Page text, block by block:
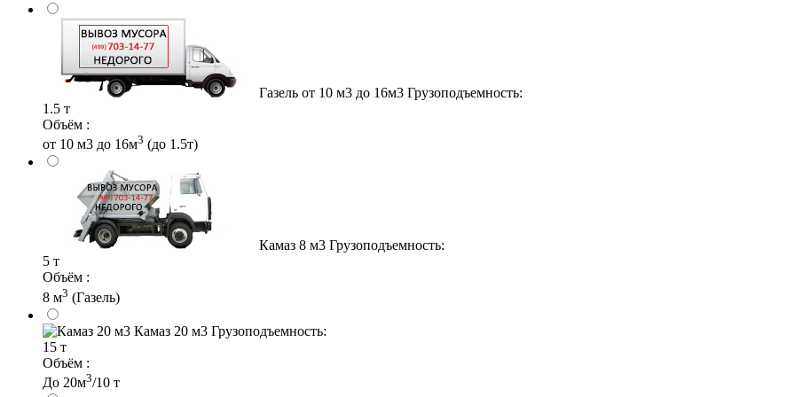
Газель от 10 м3 до 16м3 Грузоподъемность:
1.5 т
Объём :
от 10 м3 до 16м3 (до 1.5т)
Камаз 8 м3 Грузоподъемность:
5 т
Объём :
8 м3 (Газель)
Камаз 20 м3 Грузоподъемность:
15 т
Объём :
До 20м3/10 т